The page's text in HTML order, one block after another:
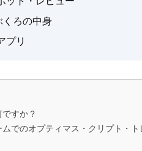
くろの中身
プリ
すか？
でのオプティマス・クリプト・